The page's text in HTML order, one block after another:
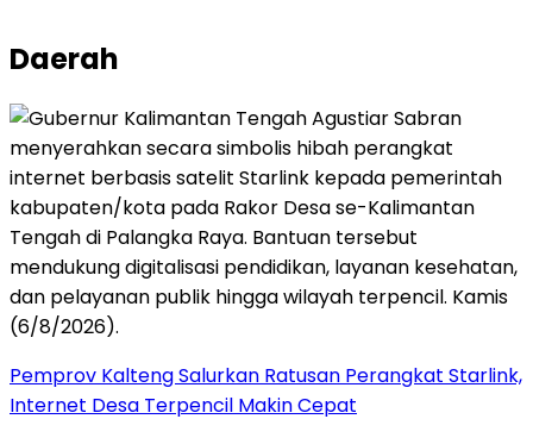
Daerah
Pemprov Kalteng Salurkan Ratusan Perangkat Starlink,
Internet Desa Terpencil Makin Cepat